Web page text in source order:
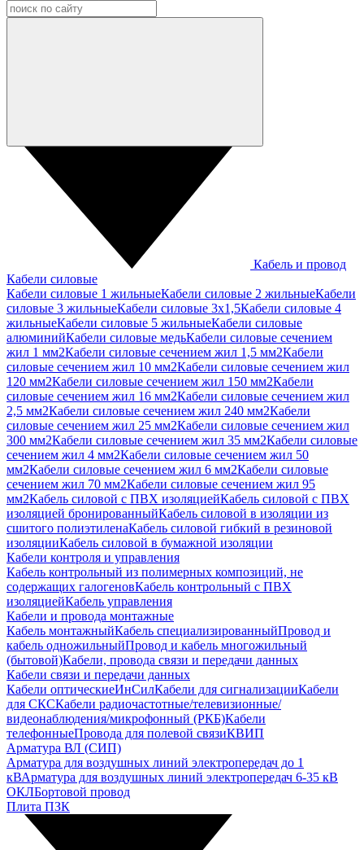
Кабель и провод
Кабели силовые
Кабели силовые 1 жильныеКабели силовые 2 жильныеКабели
силовые 3 жильныеКабели силовые 3х1,5Кабели силовые 4
жильныеКабели силовые 5 жильныеКабели силовые
алюминийКабели силовые медьКабели силовые сечением
жил 1 мм2Кабели силовые сечением жил 1,5 мм2Кабели
силовые сечением жил 10 мм2Кабели силовые сечением жил
120 мм2Кабели силовые сечением жил 150 мм2Кабели
силовые сечением жил 16 мм2Кабели силовые сечением жил
2,5 мм2Кабели силовые сечением жил 240 мм2Кабели
силовые сечением жил 25 мм2Кабели силовые сечением жил
300 мм2Кабели силовые сечением жил 35 мм2Кабели силовые
сечением жил 4 мм2Кабели силовые сечением жил 50
мм2Кабели силовые сечением жил 6 мм2Кабели силовые
сечением жил 70 мм2Кабели силовые сечением жил 95
мм2Кабель силовой с ПВХ изоляциейКабель силовой с ПВХ
изоляцией бронированныйКабель силовой в изоляции из
сшитого полиэтиленаКабель силовой гибкий в резиновой
изоляцииКабель силовой в бумажной изоляции
Кабели контроля и управления
Кабель контрольный из полимерных композиций, не
содержащих галогеновКабель контрольный с ПВХ
изоляциейКабель управления
Кабели и провода монтажные
Кабель монтажныйКабель специализированныйПровод и
кабель одножильныйПровод и кабель многожильный
(бытовой)Кабели, провода связи и передачи данных
Кабели связи и передачи данных
Кабели оптическиеИнСилКабели для сигнализацииКабели
для СКСКабели радиочастотные/телевизионные/
видеонаблюдения/микрофонный (РКБ)Кабели
телефонныеПровода для полевой связиКВИП
Арматура ВЛ (СИП)
Арматура для воздушных линий электропередач до 1
кВАрматура для воздушных линий электропередач 6-35 кВ
ОКЛБортовой провод
Плита ПЗК